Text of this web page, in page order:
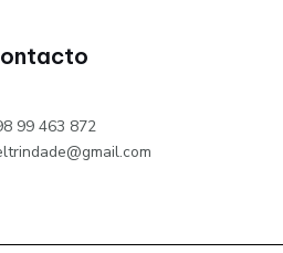
99 463 872